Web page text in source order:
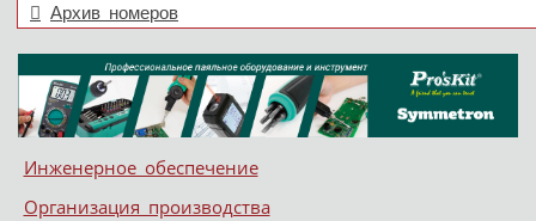
Архив номеров
Меню
Skip to content
Инженерное обеспечение
Организация производства